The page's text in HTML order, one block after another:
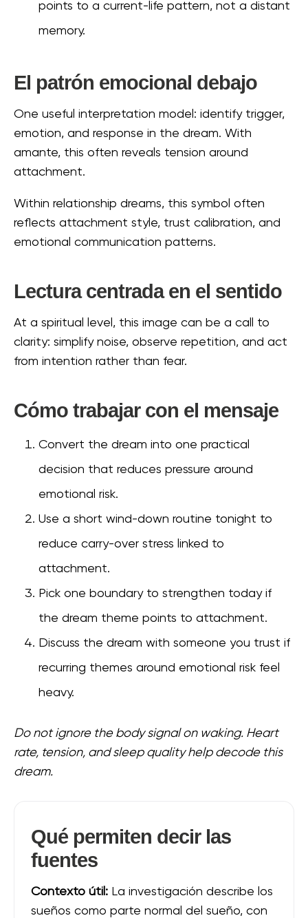
points to a current-life pattern, not a distant
memory.
El patrón emocional debajo
One useful interpretation model: identify trigger,
emotion, and response in the dream. With
amante, this often reveals tension around
attachment.
Within relationship dreams, this symbol often
reflects attachment style, trust calibration, and
emotional communication patterns.
Lectura centrada en el sentido
At a spiritual level, this image can be a call to
clarity: simplify noise, observe repetition, and act
from intention rather than fear.
Cómo trabajar con el mensaje
Convert the dream into one practical
decision that reduces pressure around
emotional risk.
Use a short wind-down routine tonight to
reduce carry-over stress linked to
attachment.
Pick one boundary to strengthen today if
the dream theme points to attachment.
Discuss the dream with someone you trust if
recurring themes around emotional risk feel
heavy.
Do not ignore the body signal on waking. Heart
rate, tension, and sleep quality help decode this
dream.
Qué permiten decir las
fuentes
Contexto útil: La investigación describe los
sueños como parte normal del sueño, con